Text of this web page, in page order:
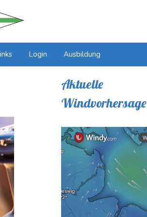
Login Ausbildung
Aktuelle
Windvorhersage